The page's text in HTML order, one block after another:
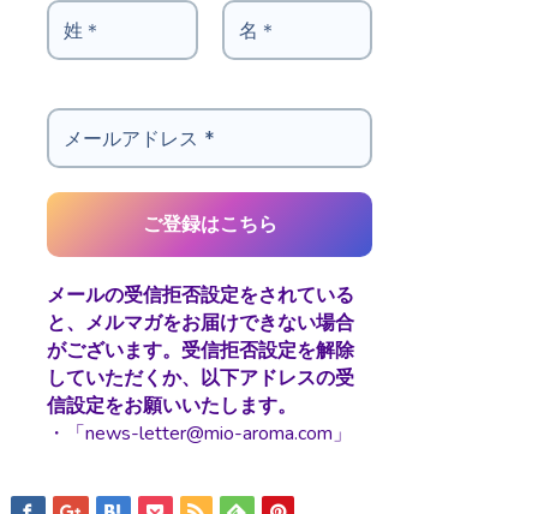
メールの受信拒否設定をされている
と、メルマガをお届けできない場合
がございます。受信拒否設定を解除
していただくか、以下アドレスの受
信設定をお願いいたします。
・「news-letter@mio-aroma.com」